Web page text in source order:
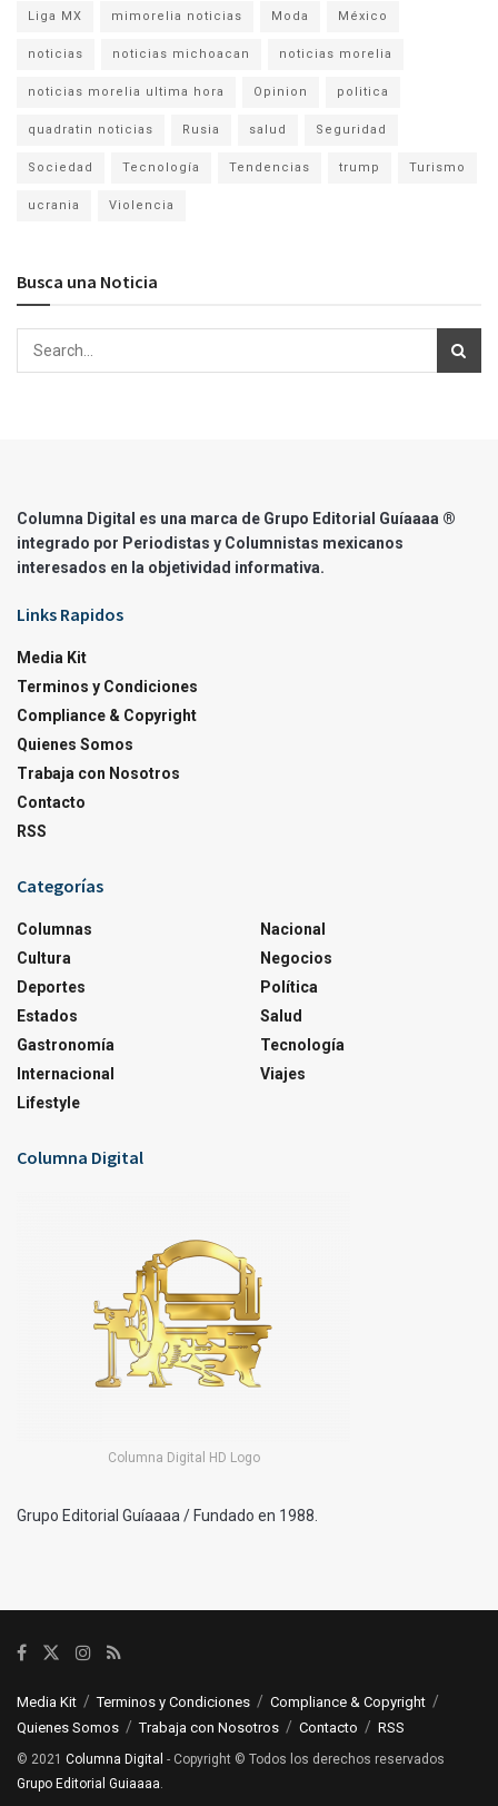
Liga MX mimorelia noticias Moda México
noticias noticias michoacan noticias morelia
noticias morelia ultima hora Opinion politica
quadratin noticias Rusia salud Seguridad
Sociedad Tecnología Tendencias trump Turismo
ucrania Violencia
Busca una Noticia
Columna Digital es una marca de Grupo Editorial Guíaaaa ®
integrado por Periodistas y Columnistas mexicanos
interesados en la objetividad informativa.
Links Rapidos
Media Kit
Terminos y Condiciones
Compliance & Copyright
Quienes Somos
Trabaja con Nosotros
Contacto
RSS
Categorías
Columnas
Cultura
Deportes
Estados
Gastronomía
Internacional
Lifestyle
Nacional
Negocios
Política
Salud
Tecnología
Viajes
Columna Digital
Columna Digital HD Logo
Grupo Editorial Guíaaaa / Fundado en 1988.
Media Kit Terminos y Condiciones
Compliance & Copyright
Quienes Somos
Trabaja con Nosotros Contacto RSS
© 2021 Columna Digital - Copyright © Todos los derechos reservados
Grupo Editorial Guiaaaa.